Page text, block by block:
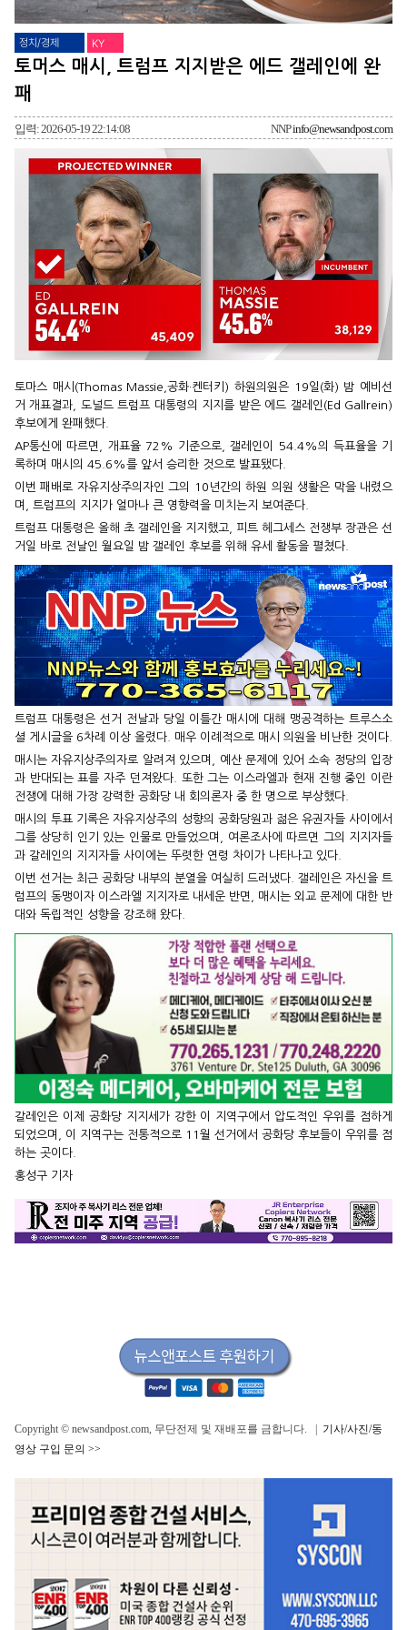
정치/경제 KY
토머스 매시, 트럼프 지지받은 에드 갤레인에 완
패
입력: 2026-05-19 22:14:08 NNPinfo@newsandpost.com
토마스 매시(Thomas Massie,공화·켄터키) 하원의원은 19일(화) 밤 예비선
거 개표결과, 도널드 트럼프 대통령의 지지를 받은 에드 갤레인(Ed Gallrein)
후보에게 완패했다.
AP통신에 따르면, 개표율 72% 기준으로, 갤레인이 54.4%의 득표율을 기
록하며 매시의 45.6%를 앞서 승리한 것으로 발표됐다.
이번 패배로 자유지상주의자인 그의 10년간의 하원 의원 생활은 막을 내렸으
며, 트럼프의 지지가 얼마나 큰 영향력을 미치는지 보여준다.
트럼프 대통령은 올해 초 갤레인을 지지했고, 피트 헤그세스 전쟁부 장관은 선
거일 바로 전날인 월요일 밤 갤레인 후보를 위해 유세 활동을 펼쳤다.
트럼프 대통령은 선거 전날과 당일 이틀간 매시에 대해 맹공격하는 트루스소
셜 게시글을 6차례 이상 올렸다. 매우 이례적으로 매시 의원을 비난한 것이다.
매시는 자유지상주의자로 알려져 있으며, 예산 문제에 있어 소속 정당의 입장
과 반대되는 표를 자주 던져왔다. 또한 그는 이스라엘과 현재 진행 중인 이란
전쟁에 대해 가장 강력한 공화당 내 회의론자 중 한 명으로 부상했다.
매시의 투표 기록은 자유지상주의 성향의 공화당원과 젊은 유권자들 사이에서
그를 상당히 인기 있는 인물로 만들었으며, 여론조사에 따르면 그의 지지자들
과 갈레인의 지지자들 사이에는 뚜렷한 연령 차이가 나타나고 있다.
이번 선거는 최근 공화당 내부의 분열을 여실히 드러냈다. 갤레인은 자신을 트
럼프의 동맹이자 이스라엘 지지자로 내세운 반면, 매시는 외교 문제에 대한 반
대와 독립적인 성향을 강조해 왔다.
갈레인은 이제 공화당 지지세가 강한 이 지역구에서 압도적인 우위를 점하게
되었으며, 이 지역구는 전통적으로 11월 선거에서 공화당 후보들이 우위를 점
하는 곳이다.
홍성구 기자
Copyright © newsandpost.com, 무단전제 및 재배포를 금합니다. | 기사/사진/동
영상 구입 문의 >>